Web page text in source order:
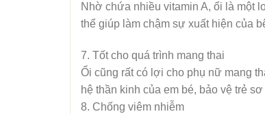
Nhờ chứa nhiều vitamin A, ổi là một
thể giúp làm chậm sự xuất hiện của
7. Tốt cho quá trình mang thai
Ổi cũng rất có lợi cho phụ nữ mang
hệ thần kinh của em bé, bảo vệ trẻ
8. Chống viêm nhiễm